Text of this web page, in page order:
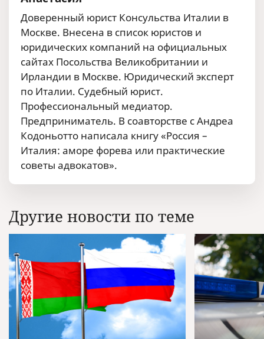
Доверенный юрист Консульства Италии в
Москве. Внесена в список юристов и
юридических компаний на официальных
сайтах Посольства Великобритании и
Ирландии в Москве. Юридический эксперт
по Италии. Судебный юрист.
Профессиональный медиатор.
Предприниматель. В соавторстве с Андреа
Кодоньотто написала книгу «Россия –
Италия: аморе форева или практические
советы адвокатов».
Другие новости по теме